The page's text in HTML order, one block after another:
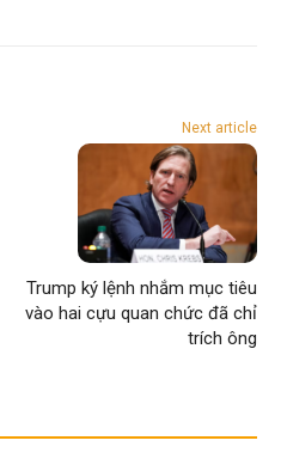
Next article
Trump ký lệnh nhắm mục tiêu
vào hai cựu quan chức đã chỉ
trích ông